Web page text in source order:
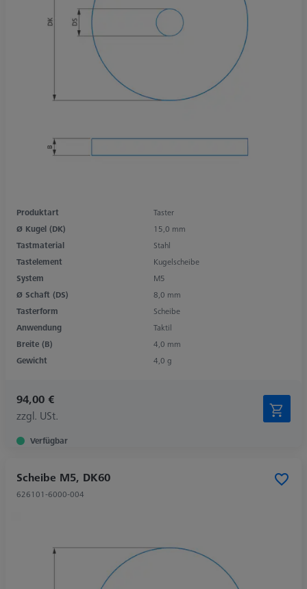
Produktart
Taster
Ø Kugel (DK)
15,0 mm
Tastmaterial
Stahl
Tastelement
Kugelscheibe
System
M5
Ø Schaft (DS)
8,0 mm
Tasterform
Scheibe
Anwendung
Taktil
Breite (B)
4,0 mm
Gewicht
4,0 g
94,00 €
zzgl. USt.
Verfügbar
Scheibe M5, DK60
626101-6000-004